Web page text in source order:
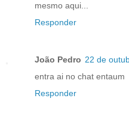
mesmo aqui...
Responder
João Pedro 22 de
entra ai no chat entaum
Responder